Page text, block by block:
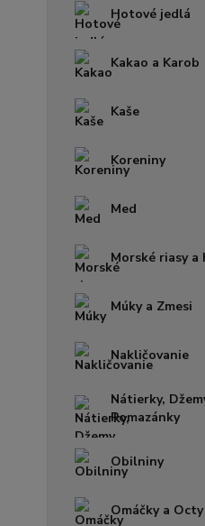
Hotové jedlá
Kakao a Karob
Kaše
Koreniny
Med
Morské riasy a
Múky a Zmesi
Nakličovanie
Nátierky,
Pomazánky
Obilniny
Omáčky a Octy